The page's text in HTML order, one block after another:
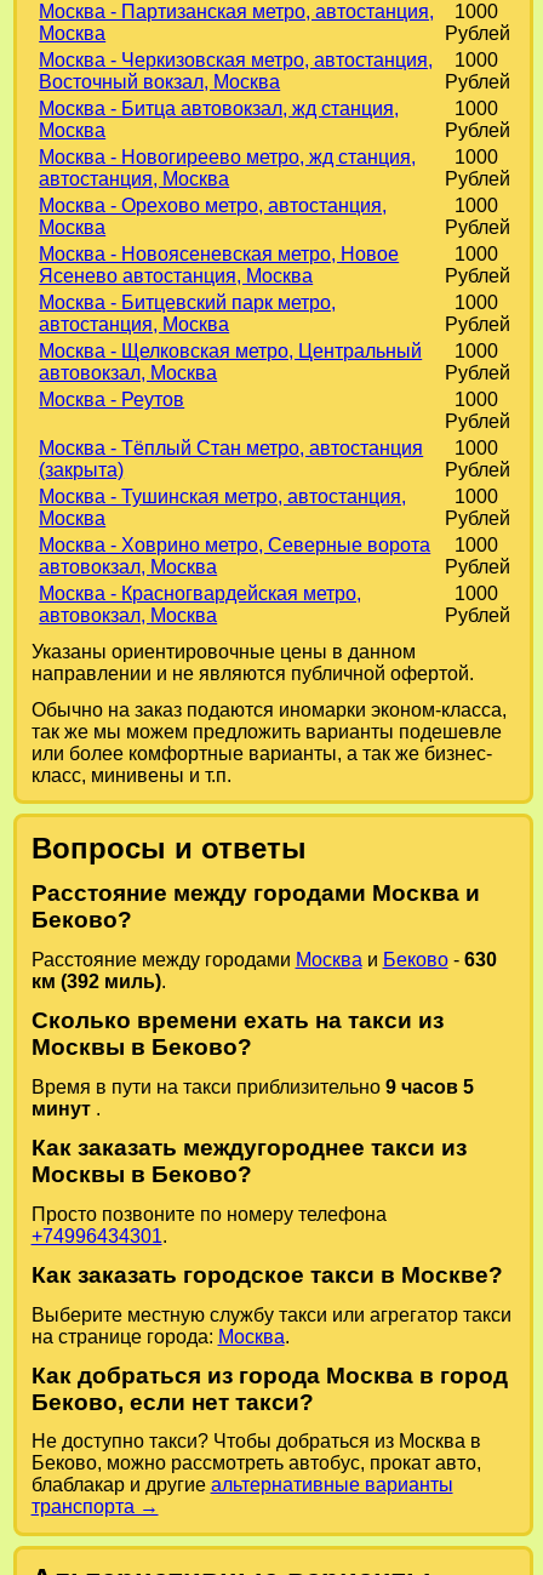
Москва - Партизанская метро, автостанция,
Москва
1000
Рублей
Москва - Черкизовская метро, автостанция,
Восточный вокзал, Москва
1000
Рублей
Москва - Битца автовокзал, жд станция,
Москва
1000
Рублей
Москва - Новогиреево метро, жд станция,
автостанция, Москва
1000
Рублей
Москва - Орехово метро, автостанция,
Москва
1000
Рублей
Москва - Новоясеневская метро, Новое
Ясенево автостанция, Москва
1000
Рублей
Москва - Битцевский парк метро,
автостанция, Москва
1000
Рублей
Москва - Щелковская метро, Центральный
автовокзал, Москва
1000
Рублей
Москва - Реутов
1000
Рублей
Москва - Тёплый Стан метро, автостанция
(закрыта)
1000
Рублей
Москва - Тушинская метро, автостанция,
Москва
1000
Рублей
Москва - Ховрино метро, Северные ворота
автовокзал, Москва
1000
Рублей
Москва - Красногвардейская метро,
автовокзал, Москва
1000
Рублей
Указаны ориентировочные цены в данном
направлении и не являются публичной офертой.
Обычно на заказ подаются иномарки эконом-класса,
так же мы можем предложить варианты подешевле
или более комфортные варианты, а так же бизнес-
класс, минивены и т.п.
Вопросы и ответы
Расстояние между городами Москва и
Беково?
Расстояние между городами Москва и Беково- 630
км (392 миль).
Сколько времени ехать на такси из
Москвы в Беково?
Время в пути на такси приблизительно 9 часов 5
минут .
Как заказать междугороднее такси из
Москвы в Беково?
Просто позвоните по номеру телефона
+74996434301.
Как заказать городское такси в Москве?
Выберите местную службу такси или агрегатор такси
на странице города: Москва.
Как добраться из города Москва в город
Беково, если нет такси?
Не доступно такси? Чтобы добраться из Москва в
Беково, можно рассмотреть автобус, прокат авто,
блаблакар и другие альтернативные варианты
транспорта →